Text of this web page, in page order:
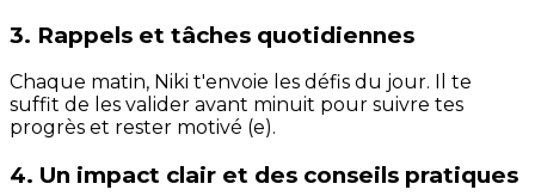
3. Rappels et tâches quotidiennes
Chaque matin, Niki t'envoie les défis du jour. Il te
suffit de les valider avant minuit pour suivre tes
progrès et rester motivé (e).
4. Un impact clair et des conseils pratiques